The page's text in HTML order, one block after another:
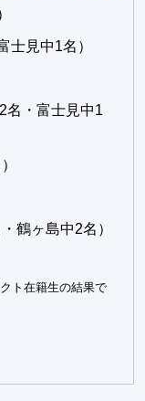
士見中1名）
名・富士見中1
鶴ヶ島中2名）
ト在籍生の結果で